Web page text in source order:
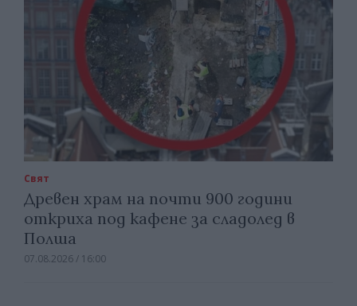
Свят
Древен храм на почти 900 години
откриха под кафене за сладолед в
Полша
07.08.2026 / 16:00